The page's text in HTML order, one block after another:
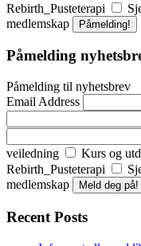
Rebirth_Pusteterapi
medlemskap
Påmelding!
Påmelding
Påmelding til nyhetsbrev
Email Address
veiledning
Kurs og
Rebirth_Pusteterapi
medlemskap
Meld deg
Recent Posts